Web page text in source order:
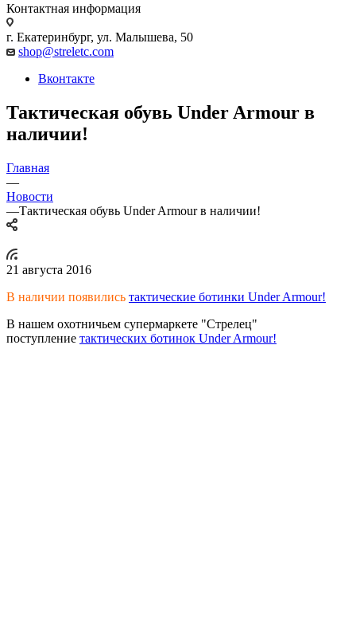
Контактная информация
г. Екатеринбург, ул. Малышева, 50
shop@streletc.com
Вконтакте
Тактическая обувь Under Armour в
наличии!
Главная
—
Новости
—Тактическая обувь Under Armour в наличии!
21 августа 2016
В наличии появились тактические ботинки Under Armour!
В нашем охотничьем супермаркете "Стрелец"
поступление тактических ботинок Under Armour!